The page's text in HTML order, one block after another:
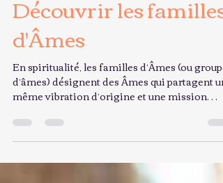
Sébastien Pletan
Découvrir les familles
d'Âmes
En spiritualité, les familles d’Âmes (ou groupes
d’âmes) désignent des Âmes qui partagent une
même vibration d’origine et une mission
similaire, même si leurs personnalités et leurs
vies peuvent être très différentes. On ne